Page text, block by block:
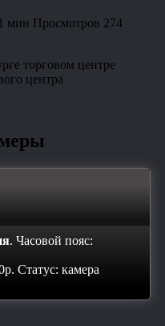
1 мин Просмотров 274
торговом центре
центра
. Часовой пояс:
Статус: камера